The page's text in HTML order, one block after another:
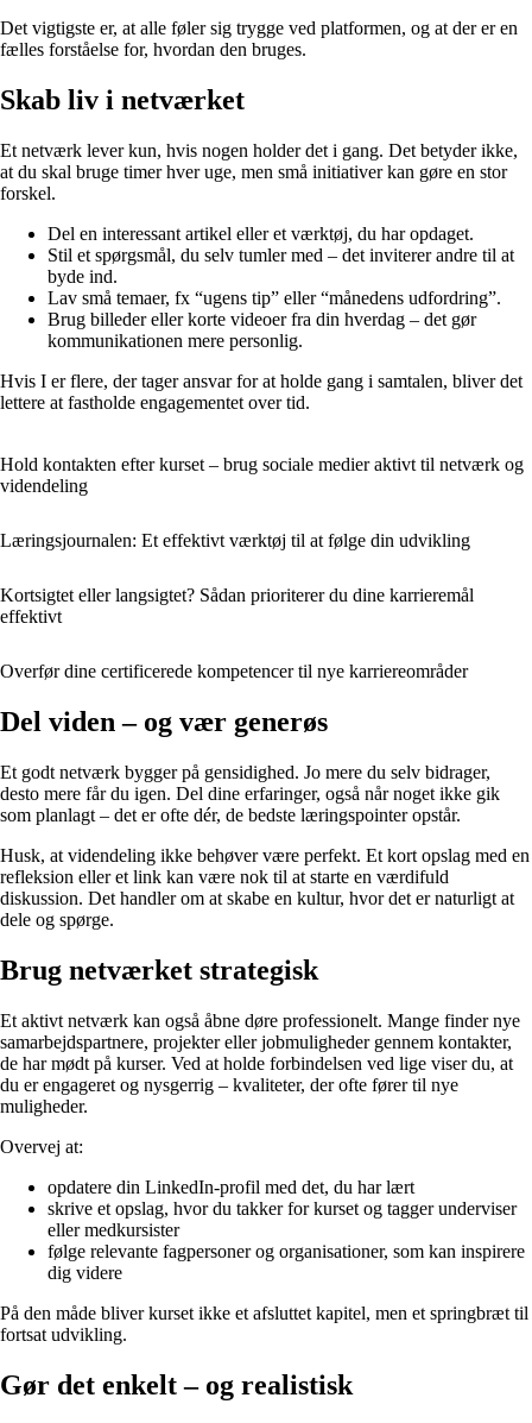
Det vigtigste er, at alle føler sig trygge ved platformen, og at der er en
fælles forståelse for, hvordan den bruges.
Skab liv i netværket
Et netværk lever kun, hvis nogen holder det i gang. Det betyder ikke,
at du skal bruge timer hver uge, men små initiativer kan gøre en stor
forskel.
Del en interessant artikel eller et værktøj, du har opdaget.
Stil et spørgsmål, du selv tumler med – det inviterer andre til at
byde ind.
Lav små temaer, fx “ugens tip” eller “månedens udfordring”.
Brug billeder eller korte videoer fra din hverdag – det gør
kommunikationen mere personlig.
Hvis I er flere, der tager ansvar for at holde gang i samtalen, bliver det
lettere at fastholde engagementet over tid.
Hold kontakten efter kurset – brug sociale medier aktivt til netværk og
videndeling
Læringsjournalen: Et effektivt værktøj til at følge din udvikling
Kortsigtet eller langsigtet? Sådan prioriterer du dine karrieremål
effektivt
Overfør dine certificerede kompetencer til nye karriereområder
Del viden – og vær generøs
Et godt netværk bygger på gensidighed. Jo mere du selv bidrager,
desto mere får du igen. Del dine erfaringer, også når noget ikke gik
som planlagt – det er ofte dér, de bedste læringspointer opstår.
Husk, at videndeling ikke behøver være perfekt. Et kort opslag med en
refleksion eller et link kan være nok til at starte en værdifuld
diskussion. Det handler om at skabe en kultur, hvor det er naturligt at
dele og spørge.
Brug netværket strategisk
Et aktivt netværk kan også åbne døre professionelt. Mange finder nye
samarbejdspartnere, projekter eller jobmuligheder gennem kontakter,
de har mødt på kurser. Ved at holde forbindelsen ved lige viser du, at
du er engageret og nysgerrig – kvaliteter, der ofte fører til nye
muligheder.
Overvej at:
opdatere din LinkedIn-profil med det, du har lært
skrive et opslag, hvor du takker for kurset og tagger underviser
eller medkursister
følge relevante fagpersoner og organisationer, som kan inspirere
dig videre
På den måde bliver kurset ikke et afsluttet kapitel, men et springbræt til
fortsat udvikling.
Gør det enkelt – og realistisk